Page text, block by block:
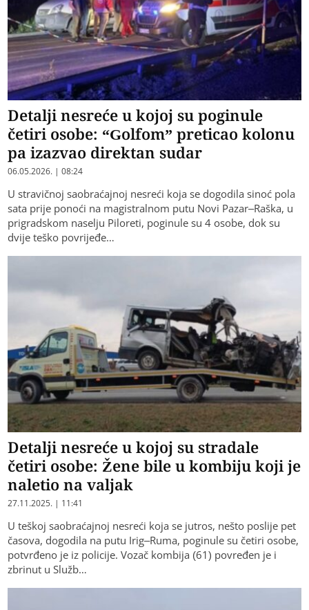
Detalji nesreće u kojoj su poginule
četiri osobe: “Golfom” preticao kolonu
pa izazvao direktan sudar
06.05.2026. | 08:24
U stravičnoj saobraćajnoj nesreći koja se dogodila sinoć pola
sata prije ponoći na magistralnom putu Novi Pazar–Raška, u
prigradskom naselju Piloreti, poginule su 4 osobe, dok su
dvije teško povrijeđe…
Detalji nesreće u kojoj su stradale
četiri osobe: Žene bile u kombiju koji je
naletio na valjak
27.11.2025. | 11:41
U teškoj saobraćajnoj nesreći koja se jutros, nešto poslije pet
časova, dogodila na putu Irig–Ruma, poginule su četiri osobe,
potvrđeno je iz policije. Vozač kombija (61) povređen je i
zbrinut u Služb…